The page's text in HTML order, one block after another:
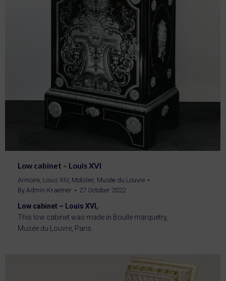
Low cabinet – Louis XVI
Armoire, Louis XIV, Mobilier, Musée du Louvre
By Admin-Kraemer 27 October 2022
Low cabinet – Louis XVI,
This low cabinet was made in Boulle marquetry,
Musée du Louvre, Paris.